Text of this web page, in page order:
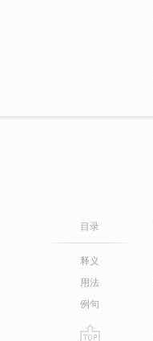
目录
释义
用法
例句